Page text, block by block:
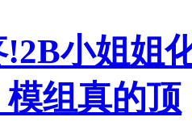
小姐姐
组真的顶